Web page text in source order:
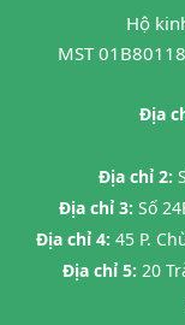
Hộ
MST
Địa
Địa chỉ 2:
Địa chỉ 3: Số
Địa chỉ 4: 45 P.
Địa chỉ 5: 20